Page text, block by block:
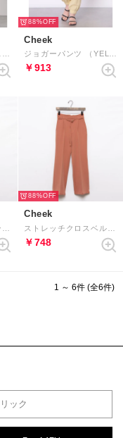
88%
Cheek
￥913
88%
Cheek
￥748
1 ～ 6件 (全6件)